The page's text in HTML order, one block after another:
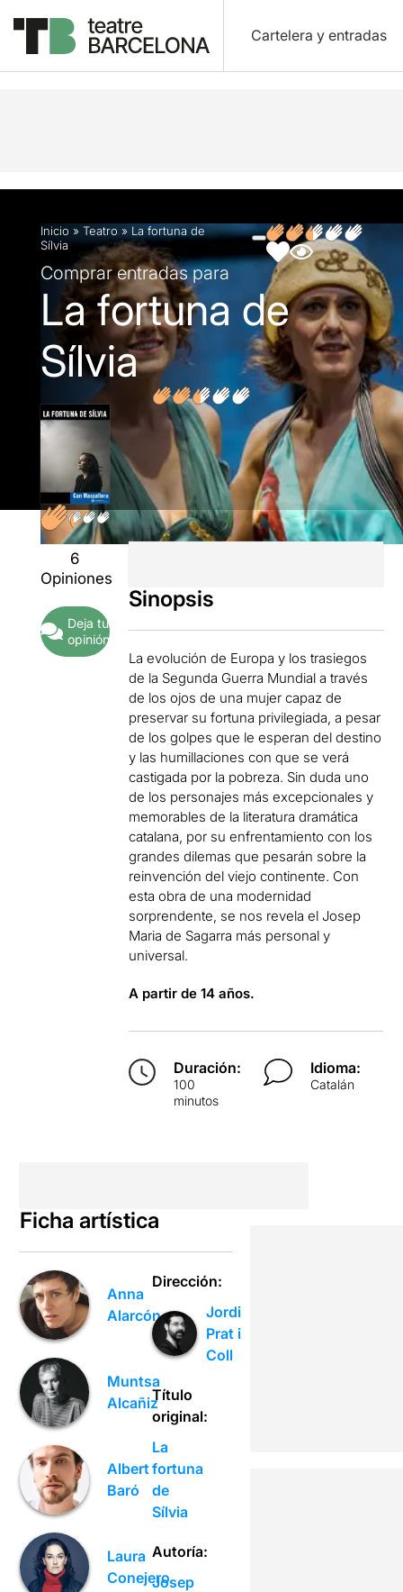
Cartelera y entradas
Descripción Ficha artística Fotos y vídeos
Inicio » Teatro » La fortuna de
Sílvia
Comprar entradas para
La fortuna de
Sílvia
6
Opiniones
Deja tu
opinión
Sinopsis
La evolución de Europa y los trasiegos
de la Segunda Guerra Mundial a través
de los ojos de una mujer capaz de
preservar su fortuna privilegiada, a pesar
de los golpes que le esperan del destino
y las humillaciones con que se verá
castigada por la pobreza. Sin duda uno
de los personajes más excepcionales y
memorables de la literatura dramática
catalana, por su enfrentamiento con los
grandes dilemas que pesarán sobre la
reinvención del viejo continente. Con
esta obra de una modernidad
sorprendente, se nos revela el Josep
Maria de Sagarra más personal y
universal.
A partir de 14 años.
Duración:
100
minutos
Idioma:
Catalán
Ficha artística
Anna
Alarcón
Muntsa
Alcañiz
Albert
Baró
Laura
Conejero
Dirección:
Jordi
Prat i
Coll
Título
original:
La
fortuna
de
Sílvia
Autoría:
Josep